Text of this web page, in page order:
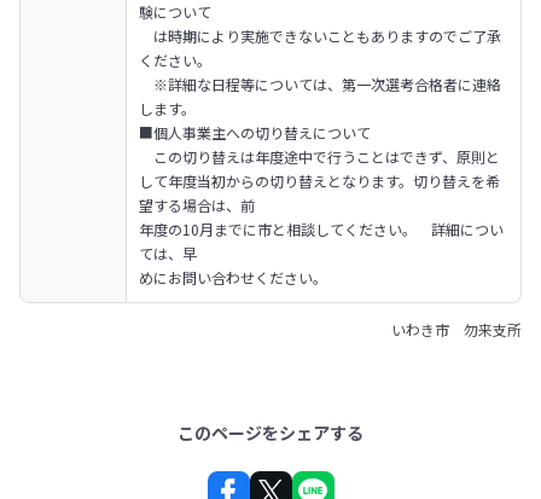
験について
は時期により実施できないこともありますのでご了承
ください。
※詳細な日程等については、第一次選考合格者に連絡
します。
■個人事業主への切り替えについて
この切り替えは年度途中で行うことはできず、原則と
して年度当初からの切り替えとなります。切り替えを希
望する場合は、前
年度の10月までに市と相談してください。　詳細につい
ては、早
めにお問い合わせください。
いわき市 勿来支所
このページをシェアする